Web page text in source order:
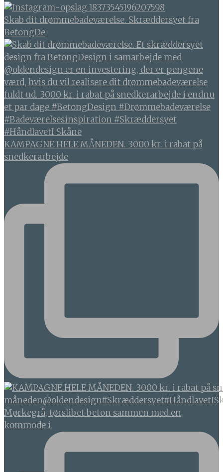
Skab dit drømmebadeværelse. Skræddersyet fra
BetongDe
KAMPAGNE HELE MÅNEDEN. 3000 kr. i rabat på
snedkerarbejde
Mørkegrå, tørslibet beton sammen med en
kommode i